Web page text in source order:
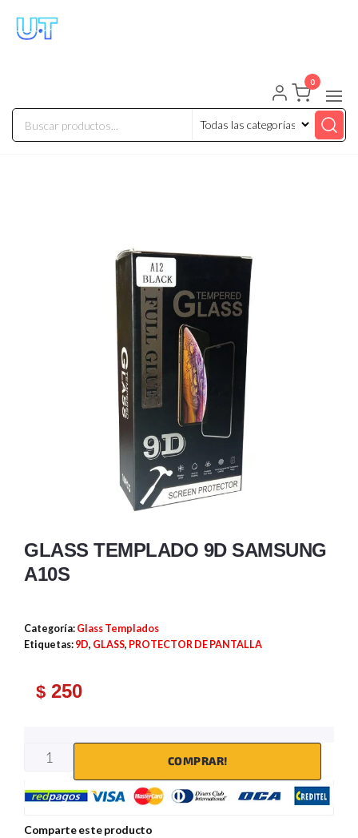
0
GLASS TEMPLADO 9D SAMSUNG
A10S
Categoría: Glass Templados
Etiquetas: 9D, GLASS, PROTECTOR DE PANTALLA
$ 250
COMPRAR!
Comparte este producto